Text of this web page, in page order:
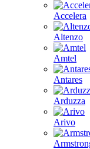
Accelera
Altenzo
Amtel
Antares
Arduzza
Arivo